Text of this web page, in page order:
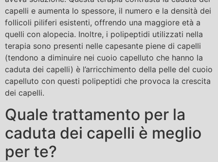
capelli e aumenta lo spessore, il numero e la densità dei
follicoli piliferi esistenti, offrendo una maggiore età a
quelli con alopecia. Inoltre, i polipeptidi utilizzati nella
terapia sono presenti nelle capesante piene di capelli
(tendono a diminuire nei cuoio capelluto che hanno la
caduta dei capelli) è l’arricchimento della pelle del cuoio
capelluto con questi polipeptidi che provoca la crescita
dei capelli.
Quale trattamento per la
caduta dei capelli è meglio
per te?